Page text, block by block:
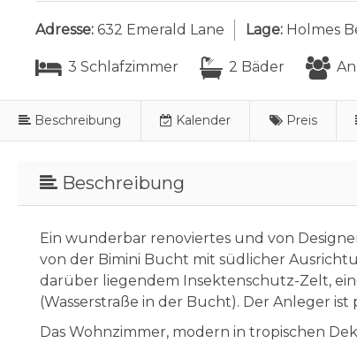
Adresse: 632 Emerald Lane Lage: Holmes
3 Schlafzimmer 2 Bäder
Beschreibung Kalender Preis
Beschreibung
Ein wunderbar renoviertes und von
von der Bimini Bucht mit südlicher
darüber liegendem Insektenschutz-Zelt,
(Wasserstraße in der Bucht). Der Anleger
Das Wohnzimmer, modern in tropischen